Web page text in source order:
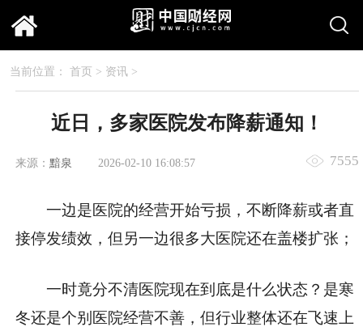
当前位置： 首页 > 资讯>
近日，多家医院发布降薪通知！
来源： 黯泉 2026-02-10 16:08:57 7555
一边是医院的经营开始亏损，不断降薪或者直
接停发绩效，但另一边很多大医院还在盖楼扩张；
一时竟分不清医院现在到底是什么状态？是寒
冬还是个别医院经营不善，但行业整体还在飞速上